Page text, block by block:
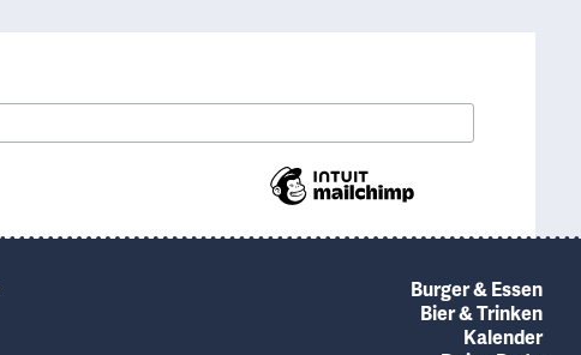
Burger & Essen
Bier & Trinken
Kalender